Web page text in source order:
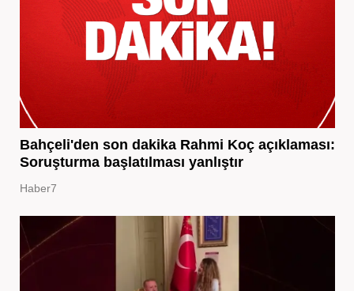
Bahçeli'den son dakika Rahmi Koç açıklaması:
Soruşturma başlatılması yanlıştır
Haber7